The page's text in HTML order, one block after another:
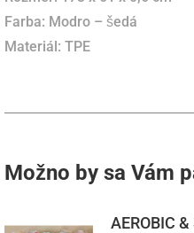
Farba: Modro – šedá
Materiál: TPE
Možno by sa Vám
AEROBIC